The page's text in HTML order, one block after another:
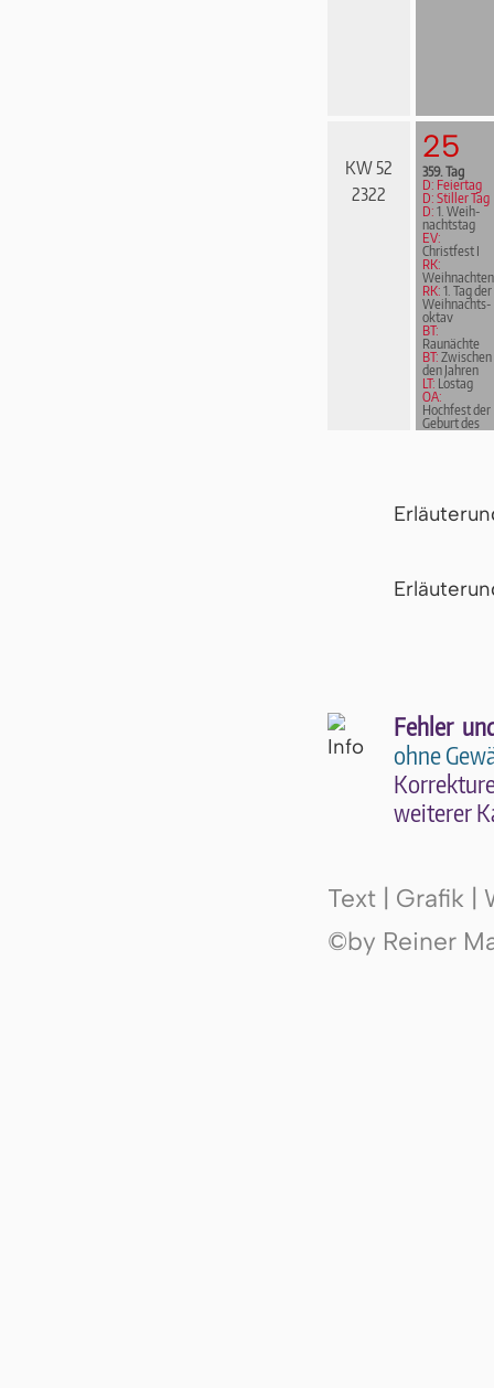
KW 52
2322
25
359. Tag
D: Feiertag
D: Stiller Tag
D: 1. Weih­
nachts­tag
EV:
Christfest I
RK:
Weihnachten
RK: 1. Tag der
Weih­nachts­
ok­tav
BT:
Raunächte
BT: Zwischen
den Jahren
LT: Lostag
OA:
Hochfest der
Geburt des
Fehler
ohne
wei­te­rer
Text | Grafik |
©by Reiner